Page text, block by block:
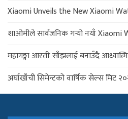
Xiaomi Unveils the New Xiaomi
शाओमीले सार्वजनिक गर्‍यो नयाँ Xiaomi
महागङ्गा आरतीः साँझलाई बनाउँदै
अर्घाखाँची सिमेन्टको वार्षिक सेल्स मिट